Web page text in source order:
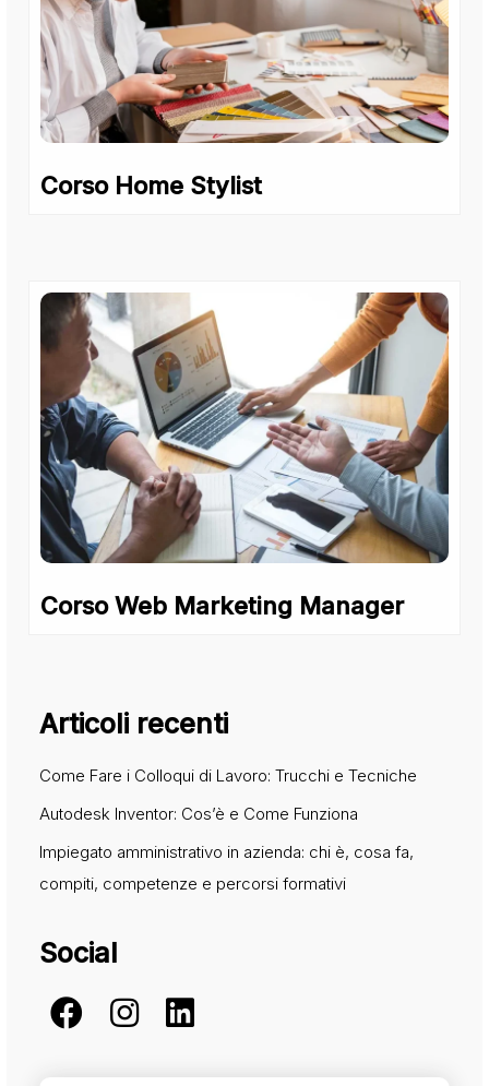
Corso Home Stylist
Corso Web Marketing Manager
Articoli recenti
Come Fare i Colloqui di Lavoro: Trucchi e Tecniche
Autodesk Inventor: Cos’è e Come Funziona
Impiegato amministrativo in azienda: chi è, cosa fa,
compiti, competenze e percorsi formativi
Social